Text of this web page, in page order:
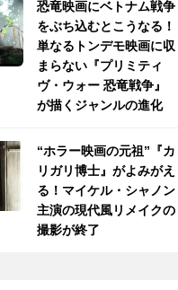
恐竜映画にベトナム戦争
をぶち込むとこうなる！
単なるトンデモ映画に収
まらない『プリミティ
ヴ・ウォー 恐竜戦争』
が描くジャンルの進化
“ホラー映画の元祖”『カ
リガリ博士』がよみがえ
る！マイケル・シャノン
主演の現代風リメイクの
撮影が終了